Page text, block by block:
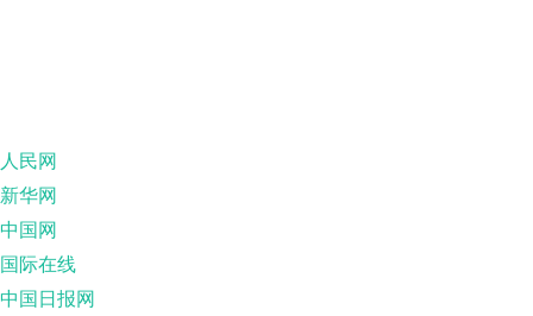
人民网
新华网
中国网
国际在线
中国日报网